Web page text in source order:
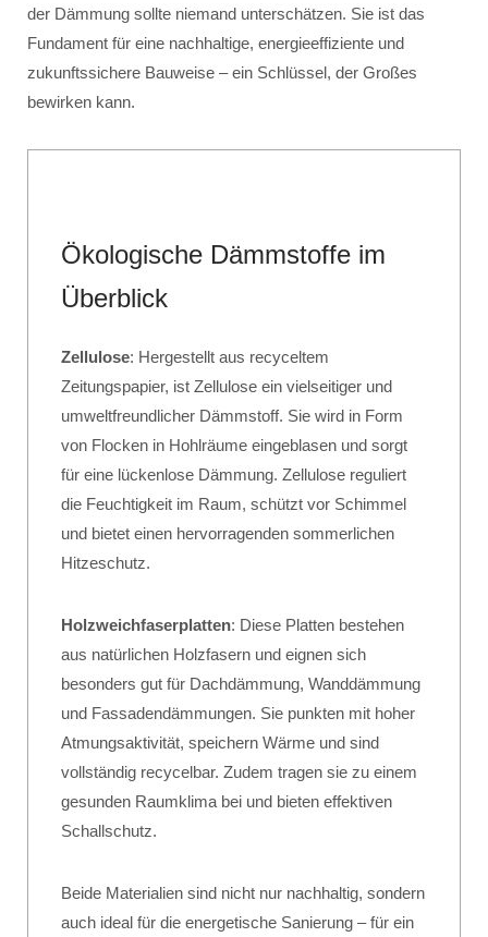
der Dämmung sollte niemand unterschätzen. Sie ist das
Fundament für eine nachhaltige, energieeffiziente und
zukunftssichere Bauweise – ein Schlüssel, der Großes
bewirken kann.
Ökologische Dämmstoffe im
Überblick
Zellulose: Hergestellt aus recyceltem
Zeitungspapier, ist Zellulose ein vielseitiger und
umweltfreundlicher Dämmstoff. Sie wird in Form
von Flocken in Hohlräume eingeblasen und sorgt
für eine lückenlose Dämmung. Zellulose reguliert
die Feuchtigkeit im Raum, schützt vor Schimmel
und bietet einen hervorragenden sommerlichen
Hitzeschutz.
Holzweichfaserplatten: Diese Platten bestehen
aus natürlichen Holzfasern und eignen sich
besonders gut für Dachdämmung, Wanddämmung
und Fassadendämmungen. Sie punkten mit hoher
Atmungsaktivität, speichern Wärme und sind
vollständig recycelbar. Zudem tragen sie zu einem
gesunden Raumklima bei und bieten effektiven
Schallschutz.
Beide Materialien sind nicht nur nachhaltig, sondern
auch ideal für die energetische Sanierung – für ein